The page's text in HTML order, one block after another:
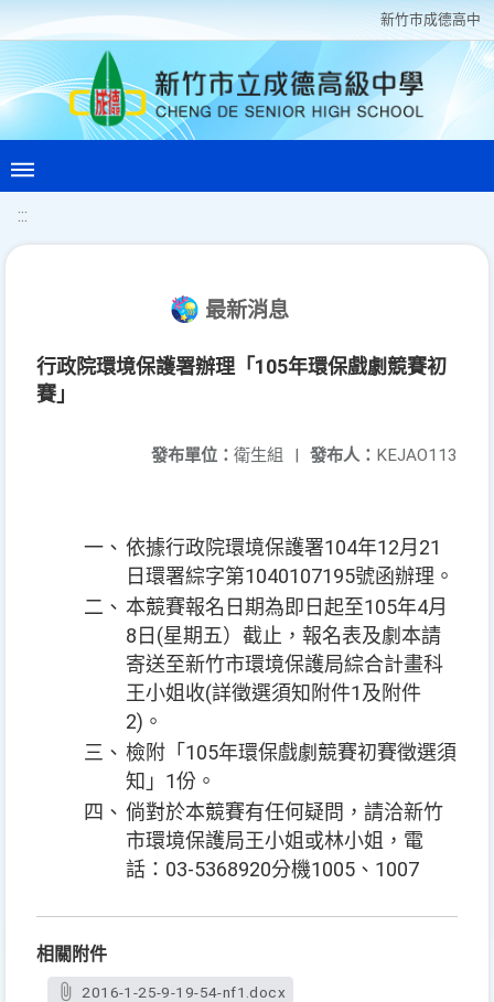
新竹巿成德高中
:::
最新消息
行政院環境保護署辦理「105年環保戲劇競賽初
賽」
發布人： KEJAO113
發布單位： 衛生組 |
一、 依據行政院環境保護署104年12月21
日環署綜字第1040107195號函辦理。
二、 本競賽報名日期為即日起至105年4月
8日(星期五）截止，報名表及劇本請
寄送至新竹市環境保護局綜合計畫科
王小姐收(詳徵選須知附件1及附件
2)。
三、 檢附「105年環保戲劇競賽初賽徵選須
知」1份。
四、 倘對於本競賽有任何疑問，請洽新竹
市環境保護局王小姐或林小姐，電
話：03-5368920分機1005、1007
相關附件
2016-1-25-9-19-54-nf1.docx